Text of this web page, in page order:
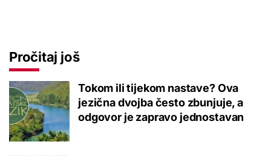
Pročitaj još
Tokom ili tijekom nastave? Ova
jezična dvojba često zbunjuje, a
odgovor je zapravo jednostavan